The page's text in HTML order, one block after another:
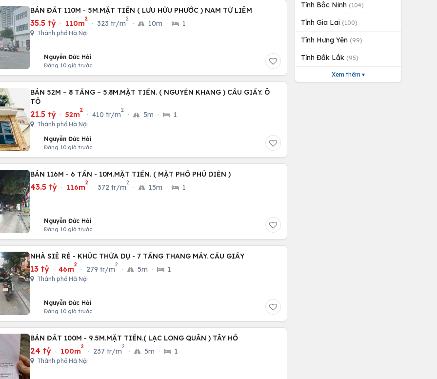
BÁN ĐẤT 110M - 5M.MẶT TIỀN ( LƯU HỮU PHƯỚC ) NAM TỪ LIÊM
35.5 tỷ · 110m
2
· 323 tr/m
2
· 10m · 1
Thành phố Hà Nội
Nguyễn Đức Hải
Đăng 10 giờ trước
BÁN 52M – 8 TẦNG – 5.8M.MẶT TIỀN. ( NGUYỄN KHANG ) CẦU GIẤY. Ô
TÔ
21.5 tỷ · 52m
2
· 410 tr/m
2
· 5m · 1
Thành phố Hà Nội
Nguyễn Đức Hải
Đăng 10 giờ trước
BÁN 116M - 6 TẦN - 10M.MẶT TIỀN. ( MẶT PHỐ PHÚ DIỄN )
43.5 tỷ · 116m
2
· 372 tr/m
2
· 15m · 1
Nguyễn Đức Hải
Đăng 10 giờ trước
NHÀ SIÊ RẺ - KHÚC THỪA DỤ - 7 TẦNG THANG MÁY. CẦU GIẤY
13 tỷ · 46m
2
· 279 tr/m
2
· 5m · 1
Thành phố Hà Nội
Nguyễn Đức Hải
Đăng 10 giờ trước
BÁN ĐẤT 100M - 9.5M.MẶT TIỀN.( LẠC LONG QUÂN ) TÂY HỒ
24 tỷ · 100m
2
· 237 tr/m
2
· 5m · 1
Thành phố Hà Nội
Tỉnh Bắc Ninh (104)
Tỉnh Gia Lai (100)
Tỉnh Hưng Yên (99)
Tỉnh Đắk Lắk (95)
Xem thêm ▾